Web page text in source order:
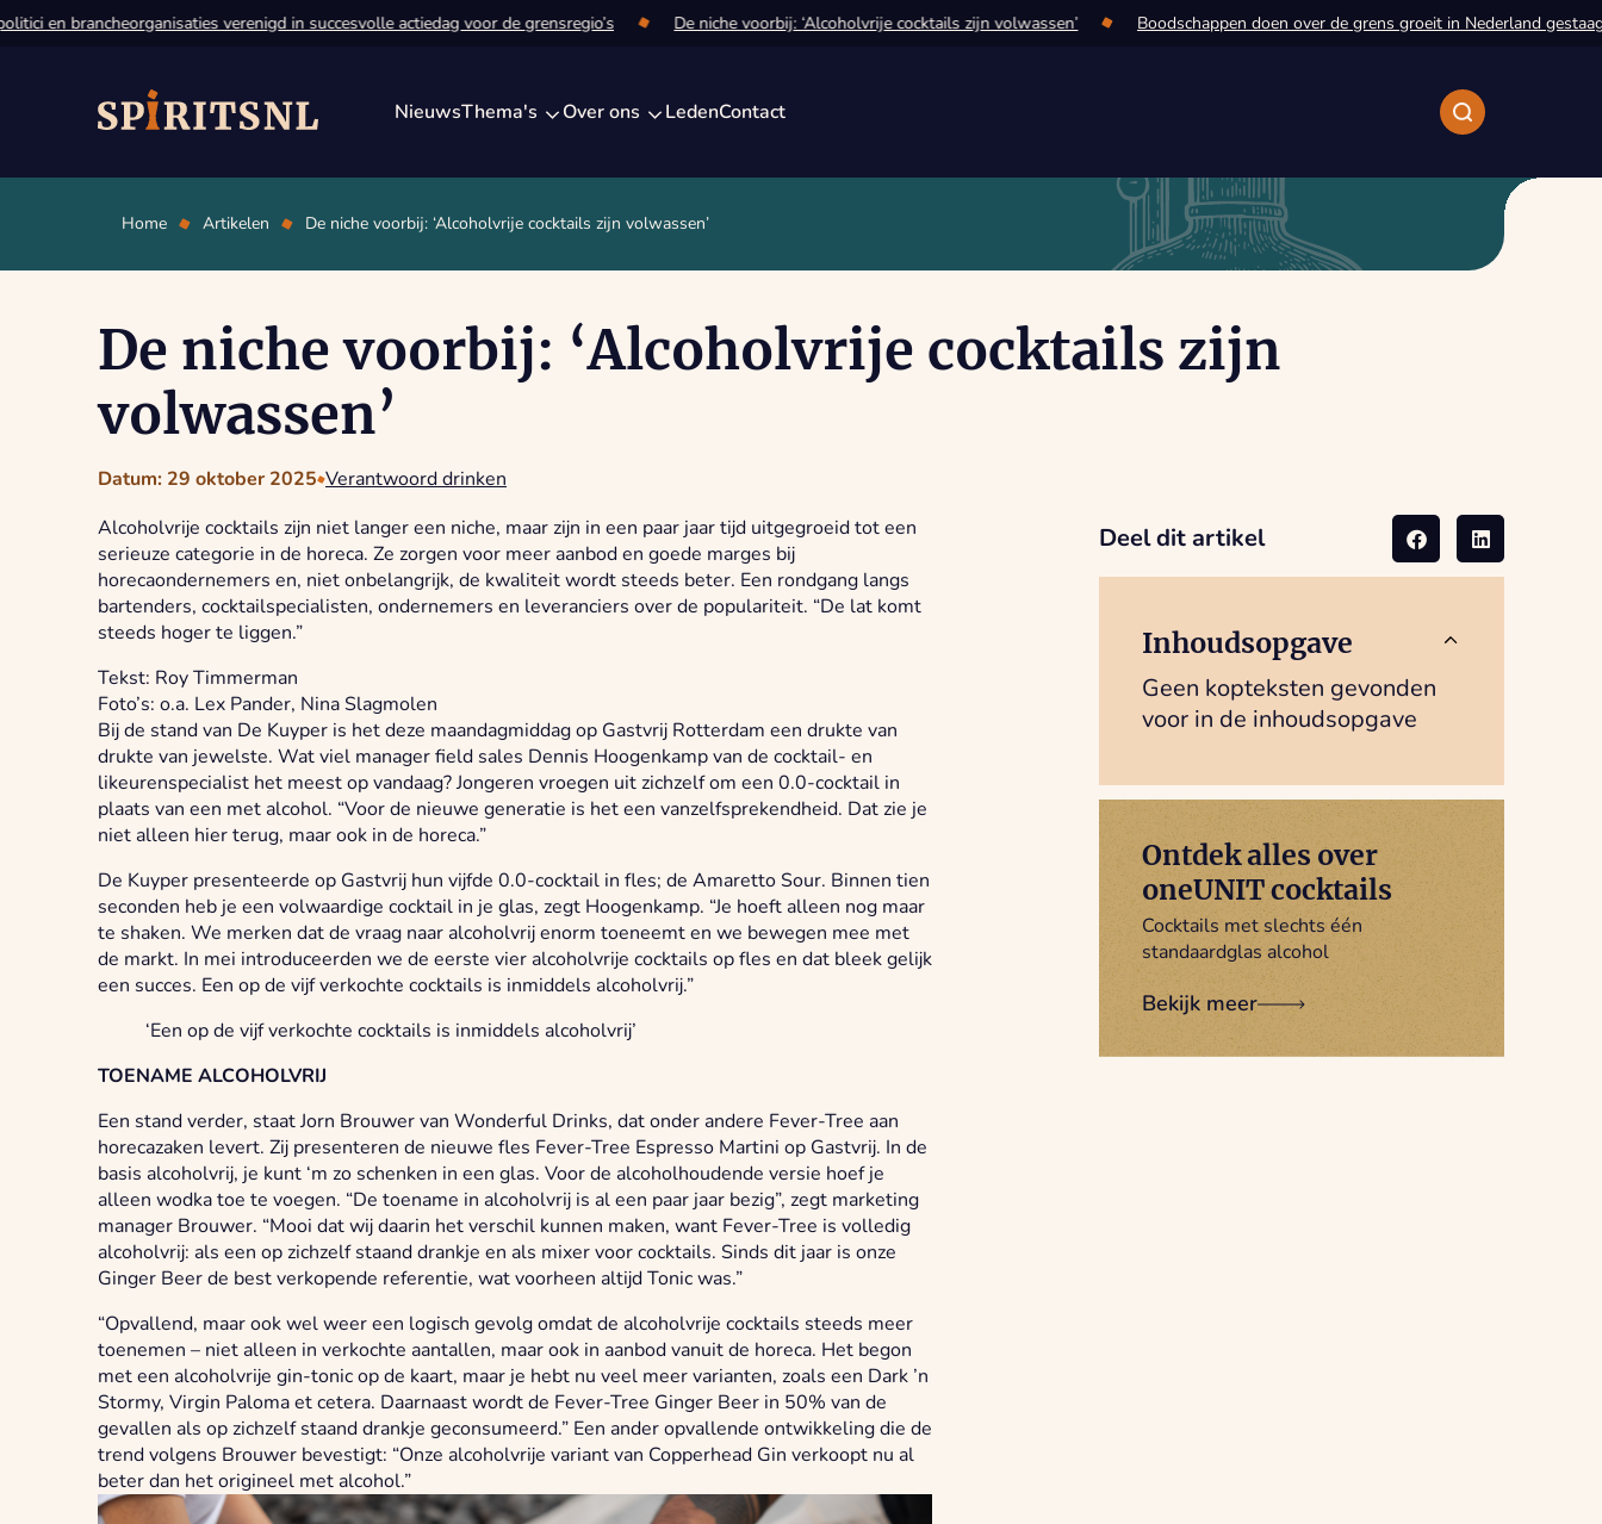
en brancheorganisaties verenigd in succesvolle actiedag voor de grensregio’s De niche voorbij: ‘Alcoholvrije cocktails zijn volwassen’ Boodschappen doen over de grens groeit in Nederland gestaag
NieuwsThema's Over ons LedenContact
Home Artikelen De niche voorbij: ‘Alcoholvrije cocktails zijn volwassen’
De niche voorbij: ‘Alcoholvrije cocktails zijn
volwassen’
Datum: 29 oktober 2025 Verantwoord drinken
Alcoholvrije cocktails zijn niet langer een niche, maar zijn in een paar jaar tijd uitgegroeid tot een
serieuze categorie in de horeca. Ze zorgen voor meer aanbod en goede marges bij
horecaondernemers en, niet onbelangrijk, de kwaliteit wordt steeds beter. Een rondgang langs
bartenders, cocktailspecialisten, ondernemers en leveranciers over de populariteit. “De lat komt
steeds hoger te liggen.”
Tekst: Roy Timmerman
Foto’s: o.a. Lex Pander, Nina Slagmolen
Bij de stand van De Kuyper is het deze maandagmiddag op Gastvrij Rotterdam een drukte van
drukte van jewelste. Wat viel manager field sales Dennis Hoogenkamp van de cocktail- en
likeurenspecialist het meest op vandaag? Jongeren vroegen uit zichzelf om een 0.0-cocktail in
plaats van een met alcohol. “Voor de nieuwe generatie is het een vanzelfsprekendheid. Dat zie je
niet alleen hier terug, maar ook in de horeca.”
De Kuyper presenteerde op Gastvrij hun vijfde 0.0-cocktail in fles; de Amaretto Sour. Binnen tien
seconden heb je een volwaardige cocktail in je glas, zegt Hoogenkamp. “Je hoeft alleen nog maar
te shaken. We merken dat de vraag naar alcoholvrij enorm toeneemt en we bewegen mee met
de markt. In mei introduceerden we de eerste vier alcoholvrije cocktails op fles en dat bleek gelijk
een succes. Een op de vijf verkochte cocktails is inmiddels alcoholvrij.”
‘Een op de vijf verkochte cocktails is inmiddels alcoholvrij’
TOENAME ALCOHOLVRIJ
Een stand verder, staat Jorn Brouwer van Wonderful Drinks, dat onder andere Fever-Tree aan
horecazaken levert. Zij presenteren de nieuwe fles Fever-Tree Espresso Martini op Gastvrij. In de
basis alcoholvrij, je kunt ‘m zo schenken in een glas. Voor de alcoholhoudende versie hoef je
alleen wodka toe te voegen. “De toename in alcoholvrij is al een paar jaar bezig”, zegt marketing
manager Brouwer. “Mooi dat wij daarin het verschil kunnen maken, want Fever-Tree is volledig
alcoholvrij: als een op zichzelf staand drankje en als mixer voor cocktails. Sinds dit jaar is onze
Ginger Beer de best verkopende referentie, wat voorheen altijd Tonic was.”
“Opvallend, maar ook wel weer een logisch gevolg omdat de alcoholvrije cocktails steeds meer
toenemen – niet alleen in verkochte aantallen, maar ook in aanbod vanuit de horeca. Het begon
met een alcoholvrije gin-tonic op de kaart, maar je hebt nu veel meer varianten, zoals een Dark ’n
Stormy, Virgin Paloma et cetera. Daarnaast wordt de Fever-Tree Ginger Beer in 50% van de
gevallen als op zichzelf staand drankje geconsumeerd.” Een ander opvallende ontwikkeling die de
trend volgens Brouwer bevestigt: “Onze alcoholvrije variant van Copperhead Gin verkoopt nu al
beter dan het origineel met alcohol.”
Deel dit artikel
Inhoudsopgave
Geen kopteksten gevonden
voor in de inhoudsopgave
Ontdek alles over
oneUNIT cocktails
Cocktails met slechts één
standaardglas alcohol
Bekijk meer